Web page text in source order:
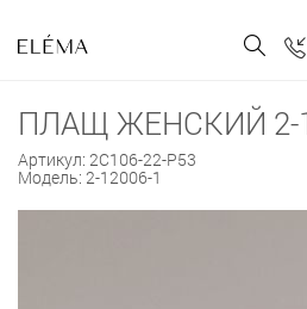
ПЛАЩ ЖЕНСКИЙ 2-
Артикул: 2С106-22-Р53
Модель: 2-12006-1